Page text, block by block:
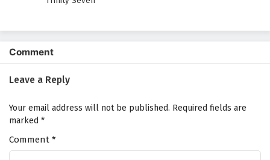
Comment
Leave a Reply
Your email address will not be published. Required fields are
marked *
Comment *